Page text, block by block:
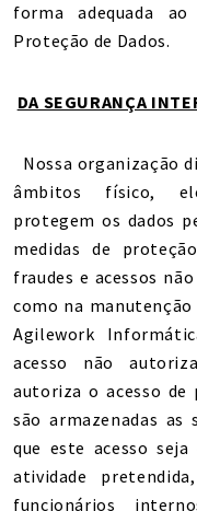
forma adequada
Proteção de Dados.
DA SEGURANÇA
Nossa organização
âmbitos físico,
protegem os dados
medidas de
fraudes e acessos
como na manutenção
Agilework
acesso não
autoriza o acesso de
são armazenadas as
que este acesso
atividade
funcionários